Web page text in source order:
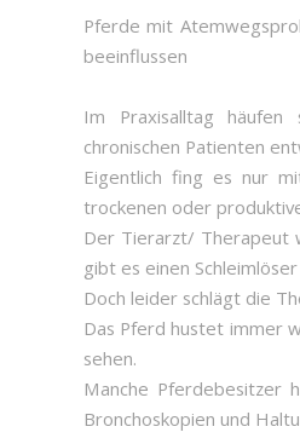
Pferde mit
beeinflussen
Im Praxisalltag
chronischen Patienten
Eigentlich fing es nur
trockenen oder
Der Tierarzt/ Therapeut
gibt es einen
Doch leider schlägt die
Das Pferd hustet immer
sehen.
Manche Pferdebesitzer
Bronchoskopien und